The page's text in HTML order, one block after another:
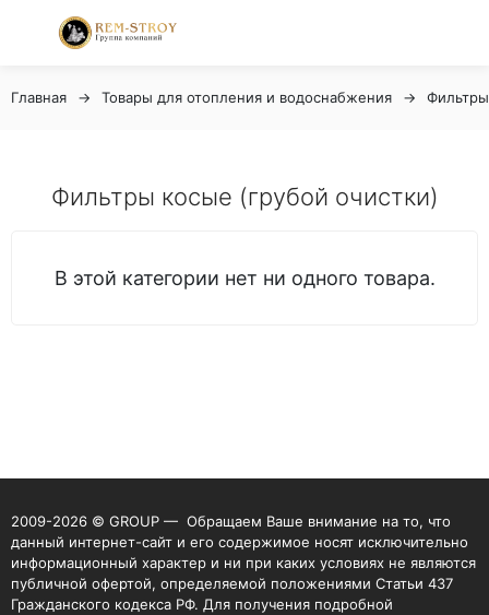
Главная Товары для отопления и водоснабжения
Фильтры косые (грубой очистки)
В этой категории нет ни одного товара.
2009-2026 © GROUP — Обращаем Ваше внимание на то, что
данный интернет-сайт и его содержимое носят исключительно
информационный характер и ни при каких условиях не являются
публичной офертой, определяемой положениями Статьи 437
Гражданского кодекса РФ. Для получения подробной